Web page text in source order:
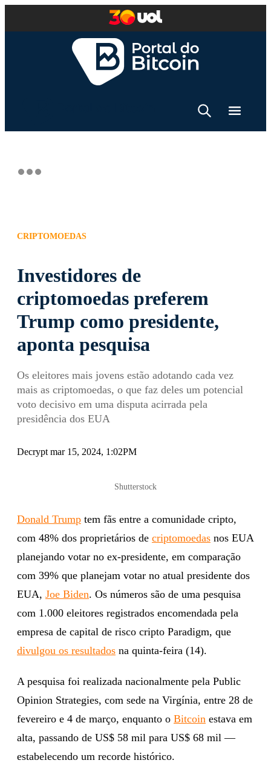
CRIPTOMOEDAS
Investidores de
criptomoedas preferem
Trump como presidente,
aponta pesquisa
Os eleitores mais jovens estão adotando cada vez
mais as criptomoedas, o que faz deles um potencial
voto decisivo em uma disputa acirrada pela
presidência dos EUA
Decrypt mar 15, 2024, 1:02PM
Shutterstock
Donald Trump tem fãs entre a comunidade cripto,
com 48% dos proprietários de criptomoedas nos EUA
planejando votar no ex-presidente, em comparação
com 39% que planejam votar no atual presidente dos
EUA, Joe Biden. Os números são de uma pesquisa
com 1.000 eleitores registrados encomendada pela
empresa de capital de risco cripto Paradigm, que
divulgou os resultados na quinta-feira (14).
A pesquisa foi realizada nacionalmente pela Public
Opinion Strategies, com sede na Virgínia, entre 28 de
fevereiro e 4 de março, enquanto o Bitcoin estava em
alta, passando de US$ 58 mil para US$ 68 mil —
estabelecendo um recorde histórico.